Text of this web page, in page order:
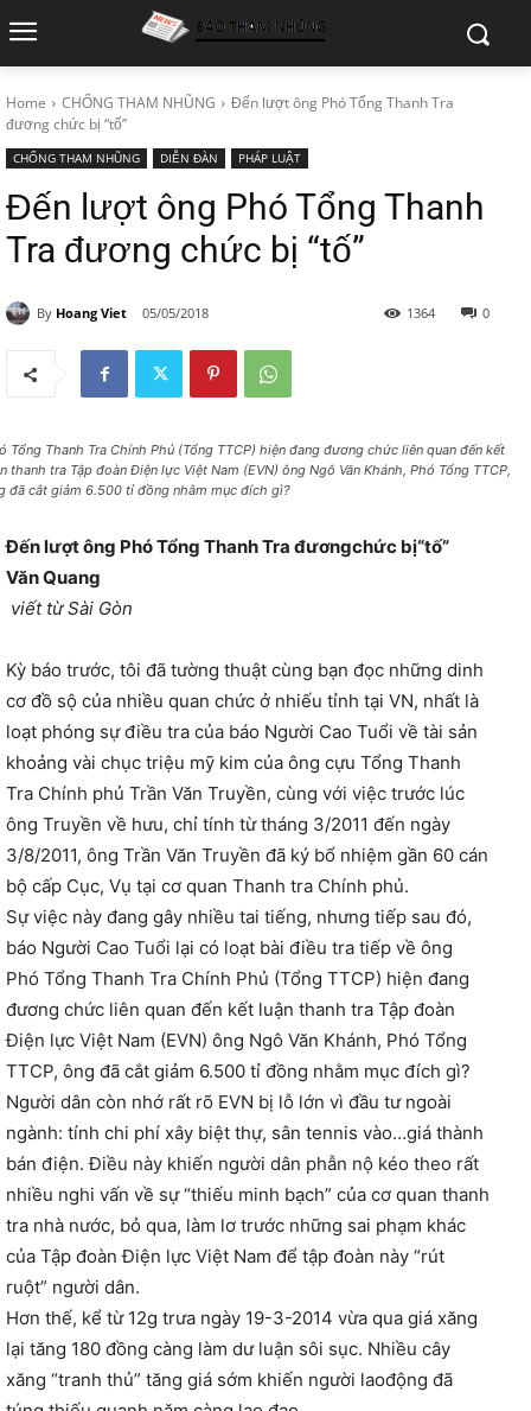
Home CHỐNG THAM NHŨNG
Đến lượt ông Phó Tổng Thanh Tra
đương chức bị “tố”
CHỐNG THAM NHŨNG DIỄN ĐÀN PHÁP LUẬT
Đến lượt ông Phó Tổng Thanh
Tra đương chức bị “tố”
By Hoang Viet 05/05/2018 0
1364
Tổng Thanh Tra Chính Phủ (Tổng TTCP) hiện đang đương chức liên quan đến kết
thanh tra Tập đoàn Điện lực Việt Nam (EVN) ông Ngô Văn Khánh, Phó Tổng TTCP,
đã cắt giảm 6.500 tỉ đồng nhằm mục đích gì?
Đến lượt ông Phó Tổng Thanh Tra đươngchức bị“tố”
Văn Quang
viết từ Sài Gòn
Kỳ báo trước, tôi đã tường thuật cùng bạn đọc những dinh
cơ đồ sộ của nhiều quan chức ở nhiếu tỉnh tại VN, nhất là
loạt phóng sự điều tra của báo Người Cao Tuổi về tài sản
khoảng vài chục triệu mỹ kim của ông cựu Tổng Thanh
Tra Chính phủ Trần Văn Truyền, cùng với việc trước lúc
ông Truyền về hưu, chỉ tính từ tháng 3/2011 đến ngày
3/8/2011, ông Trần Văn Truyền đã ký bổ nhiệm gần 60 cán
bộ cấp Cục, Vụ tại cơ quan Thanh tra Chính phủ.
Sự việc này đang gây nhiều tai tiếng, nhưng tiếp sau đó,
báo Người Cao Tuổi lại có loạt bài điều tra tiếp về ông
Phó Tổng Thanh Tra Chính Phủ (Tổng TTCP) hiện đang
đương chức liên quan đến kết luận thanh tra Tập đoàn
Điện lực Việt Nam (EVN) ông Ngô Văn Khánh, Phó Tổng
TTCP, ông đã cắt giảm 6.500 tỉ đồng nhằm mục đích gì?
Người dân còn nhớ rất rõ EVN bị lỗ lớn vì đầu tư ngoài
ngành: tính chi phí xây biệt thự, sân tennis vào…giá thành
bán điện. Điều này khiến người dân phẫn nộ kéo theo rất
nhiều nghi vấn về sự “thiếu minh bạch” của cơ quan thanh
tra nhà nước, bỏ qua, làm lơ trước những sai phạm khác
của Tập đoàn Điện lực Việt Nam để tập đoàn này “rút
ruột” người dân.
Hơn thế, kể từ 12g trưa ngày 19-3-2014 vừa qua giá xăng
lại tăng 180 đồng càng làm dư luận sôi sục. Nhiều cây
xăng “tranh thủ” tăng giá sớm khiến người laođộng đã